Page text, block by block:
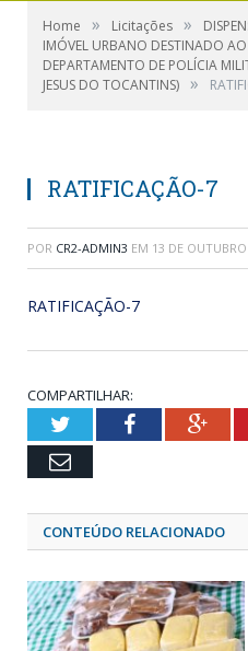
Home » Licitações »
IMÓVEL URBANO DESTINADO
DEPARTAMENTO DE POLÍCIA
JESUS DO TOCANTINS) »
RATIFICAÇÃO-7
POR CR2-ADMIN3 EM 13 DE
RATIFICAÇÃO-7
COMPARTILHAR:
TwitterFacebook
Email
CONTEÚDO RELACIONADO